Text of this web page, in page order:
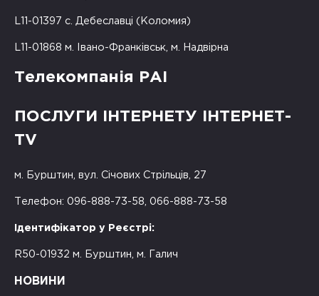
L11-01397 с. Дебеславці (Коломия)
L11-01868 м. Івано-Франківськ, м. Надвірна
Телекомпанія РАІ
ПОСЛУГИ ІНТЕРНЕТУ ІНТЕРНЕТ-
TV
м. Бурштин, вул. Січових Стрільців, 27
Телефон: 096-888-73-58, 066-888-73-58
Ідентифікатор у Реєстрі:
R50-01932 м. Бурштин, м. Галич
НОВИНИ